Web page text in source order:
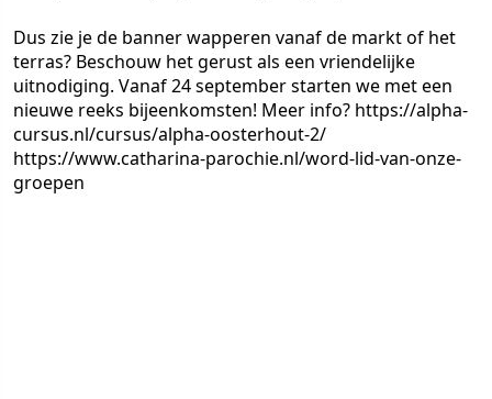
Dus zie je de banner wapperen vanaf de markt of het
terras? Beschouw het gerust als een vriendelijke
uitnodiging. Vanaf 24 september starten we met een
nieuwe reeks bijeenkomsten! Meer info? https://alpha-
cursus.nl/cursus/alpha-oosterhout-2/
https://www.catharina-parochie.nl/word-lid-van-onze-
groepen